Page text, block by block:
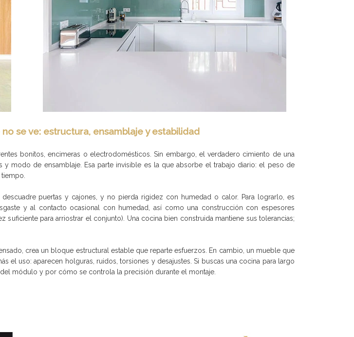
se ve: estructura, ensamblaje y estabilidad
bonitos, encimeras o electrodomésticos. Sin embargo, el verdadero cimiento de una
y modo de ensamblaje. Esa parte invisible es la que absorbe el trabajo diario: el peso de
puertas y cajones, y no pierda rigidez con humedad o calor. Para lograrlo, es
y al contacto ocasional con humedad, así como una construcción con espesores
para arriostrar el conjunto). Una cocina bien construida mantiene sus tolerancias;
crea un bloque estructural estable que reparte esfuerzos. En cambio, un mueble que
el uso: aparecen holguras, ruidos, torsiones y desajustes. Si buscas una cocina para largo
módulo y por cómo se controla la precisión durante el montaje.